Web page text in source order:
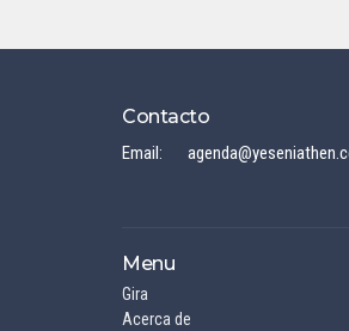
Contacto
Email:
Menu
Gira
Acerca de